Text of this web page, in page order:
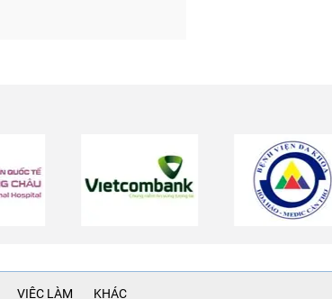
VIỆC LÀM KHÁC